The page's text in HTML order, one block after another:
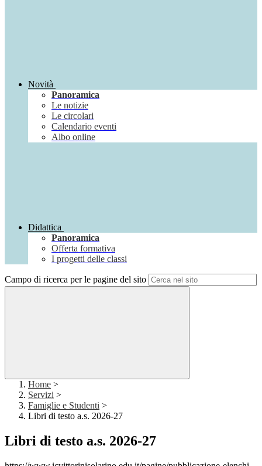
Novità
Panoramica
Le notizie
Le circolari
Calendario eventi
Albo online
Didattica
Panoramica
Offerta formativa
I progetti delle classi
Campo di ricerca per le pagine del sito
Home >
Servizi >
Famiglie e Studenti >
Libri di testo a.s. 2026-27
Libri di testo a.s. 2026-27